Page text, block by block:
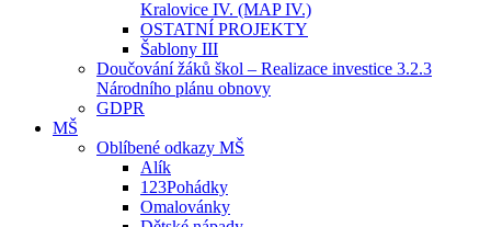
Kralovice IV. (MAP IV.)
OSTATNÍ PROJEKTY
Šablony III
Doučování žáků škol – Realizace investice 3.2.3
Národního plánu obnovy
GDPR
MŠ
Oblíbené odkazy MŠ
Alík
123Pohádky
Omalovánky